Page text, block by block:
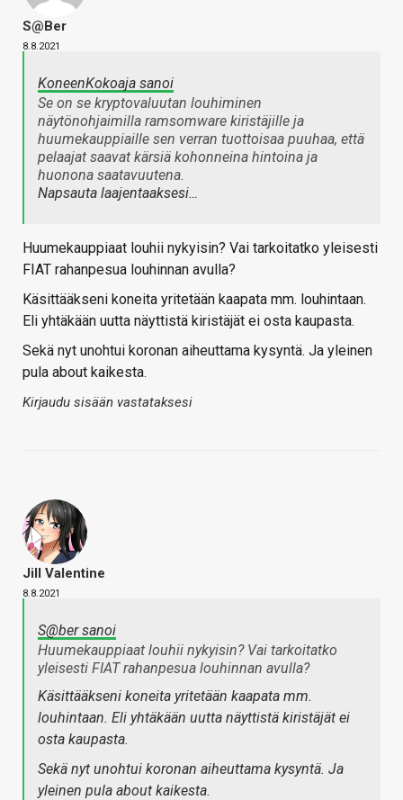
S@ber
8.8.2021
KoneenKokoaja sanoi
Se on se kryptovaluutan louhiminen
näytönohjaimilla ramsomware kiristäjille ja
huumekauppiaille sen verran tuottoisaa puuhaa, että
pelaajat saavat kärsiä kohonneina hintoina ja
huonona saatavuutena.
Napsauta laajentaaksesi…
Huumekauppiaat louhii nykyisin? Vai tarkoitatko yleisesti
FIAT rahanpesua louhinnan avulla?
Käsittääkseni koneita yritetään kaapata mm. louhintaan.
Eli yhtäkään uutta näyttistä kiristäjät ei osta kaupasta.
Sekä nyt unohtui koronan aiheuttama kysyntä. Ja yleinen
pula about kaikesta.
Kirjaudu sisään vastataksesi
Jill Valentine
8.8.2021
S@ber sanoi
Huumekauppiaat louhii nykyisin? Vai tarkoitatko
yleisesti FIAT rahanpesua louhinnan avulla?
Käsittääkseni koneita yritetään kaapata mm.
louhintaan. Eli yhtäkään uutta näyttistä kiristäjät ei
osta kaupasta.
Sekä nyt unohtui koronan aiheuttama kysyntä. Ja
yleinen pula about kaikesta.